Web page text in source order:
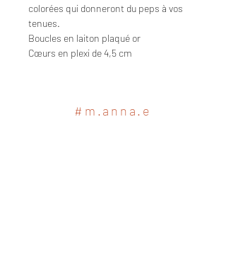
colorées qui donneront du peps à vos
tenues.
Boucles en laiton plaqué or
Cœurs en plexi de 4,5 cm
#m.anna.e